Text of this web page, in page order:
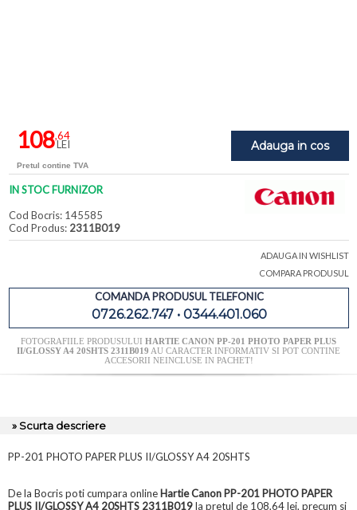
Adauga in cos
108,64
LEI
Pretul contine TVA
IN STOC FURNIZOR
Cod Bocris: 145585
Cod Produs: 2311B019
ADAUGA IN WISHLIST
COMPARA PRODUSUL
COMANDA PRODUSUL TELEFONIC
0726.262.747 • 0344.401.060
FOTOGRAFIILE PRODUSULUI HARTIE CANON PP-201 PHOTO PAPER PLUS
II/GLOSSY A4 20SHTS 2311B019 AU CARACTER INFORMATIV SI POT CONTINE
ACCESORII NEINCLUSE IN PACHET!
» Scurta descriere
PP-201 PHOTO PAPER PLUS II/GLOSSY A4 20SHTS
De la Bocris poti cumpara online Hartie Canon PP-201 PHOTO PAPER
PLUS II/GLOSSY A4 20SHTS 2311B019la pretul de 108,64 lei, precum si